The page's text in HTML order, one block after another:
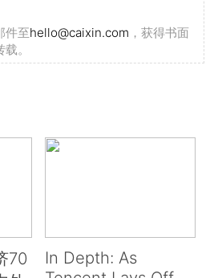
件至hello@caixin.com ，获得书面
。
70
In Depth: As